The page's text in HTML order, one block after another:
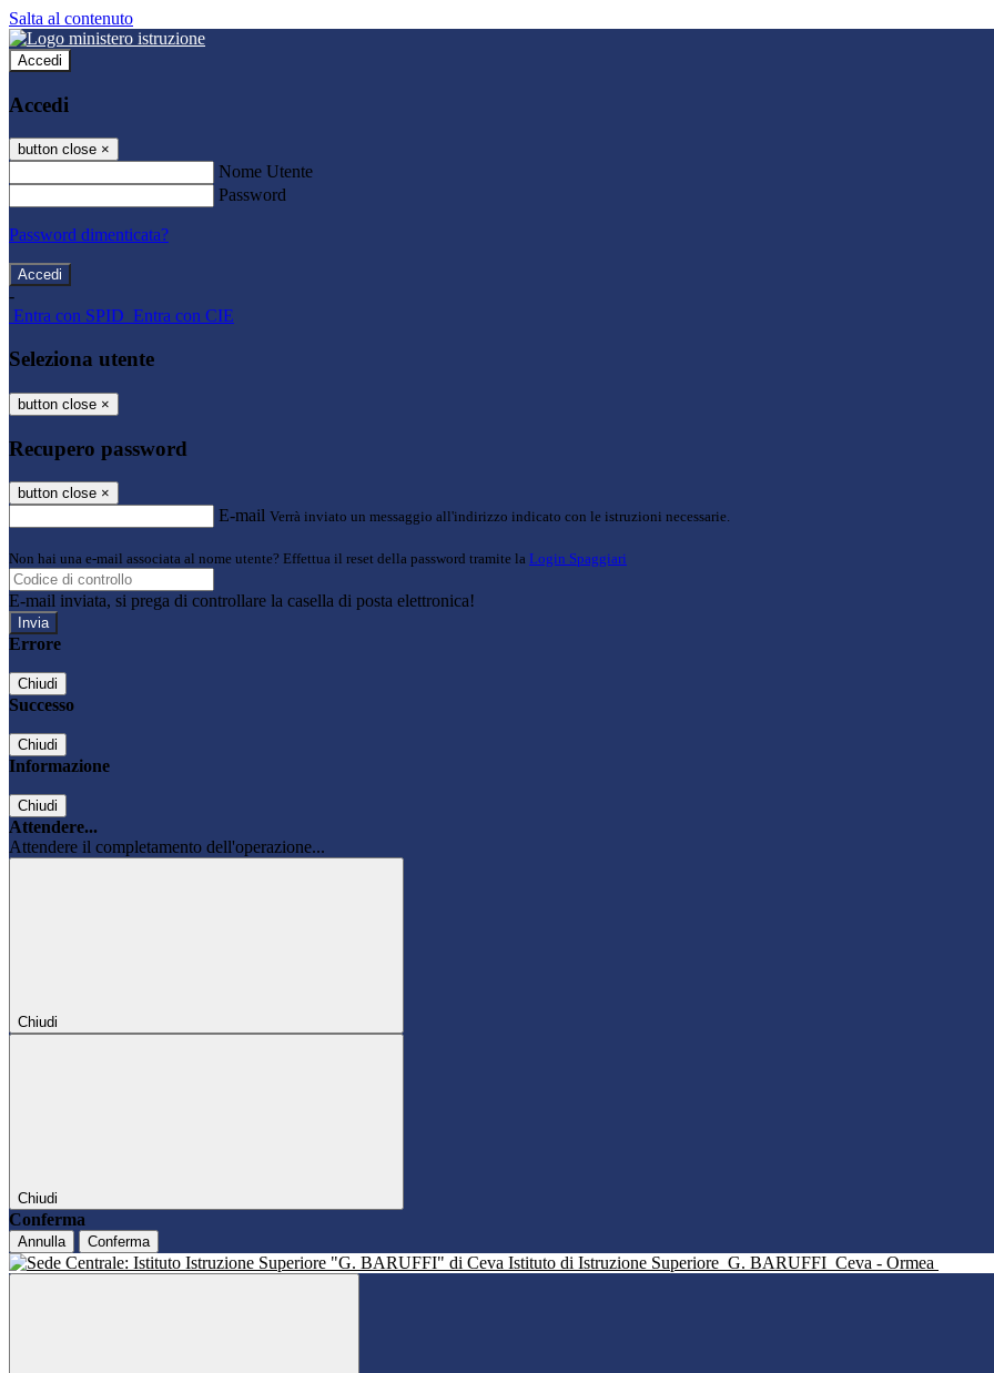
Salta al contenuto
Accedi
Accedi
button close ×
Nome Utente
Password
Password dimenticata?
-
Entra con SPID Entra con CIE
Seleziona utente
button close ×
Recupero password
button close ×
E-mail Verrà inviato un messaggio all'indirizzo indicato con le istruzioni necessarie.
Non hai una e-mail associata al nome utente? Effettua il reset della password tramite la Login Spaggiari
E-mail inviata, si prega di controllare la casella di posta elettronica!
Errore
Chiudi
Successo
Chiudi
Informazione
Chiudi
Attendere...
Attendere il completamento dell'operazione...
Chiudi
Chiudi
Conferma
Annulla Conferma
Istituto di Istruzione Superiore G. BARUFFI Ceva - Ormea